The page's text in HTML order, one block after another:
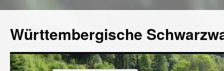
Württembergische